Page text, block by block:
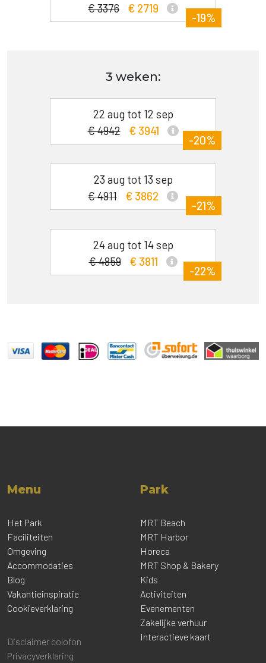
€ 3376
€ 2719
-19%
3 weken:
22 aug tot 12 sep
€ 4942
€ 3941
-20%
23 aug tot 13 sep
€ 4911
€ 3862
-21%
24 aug tot 14 sep
€ 4859
€ 3811
-22%
Menu
Het Park
Faciliteiten
Omgeving
Accommodaties
Blog
Vakantieinspiratie
Cookieverklaring
Disclaimer colofon
Privacyverklaring
Park
MRT Beach
MRT Harbor
Horeca
MRT Shop & Bakery
Kids
Activiteiten
Evenementen
Zakelijke verhuur
Interactieve kaart